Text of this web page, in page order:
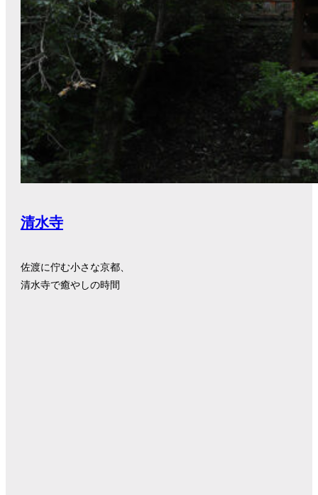
清水寺
佐渡に佇む小さな京都、
清水寺で癒やしの時間